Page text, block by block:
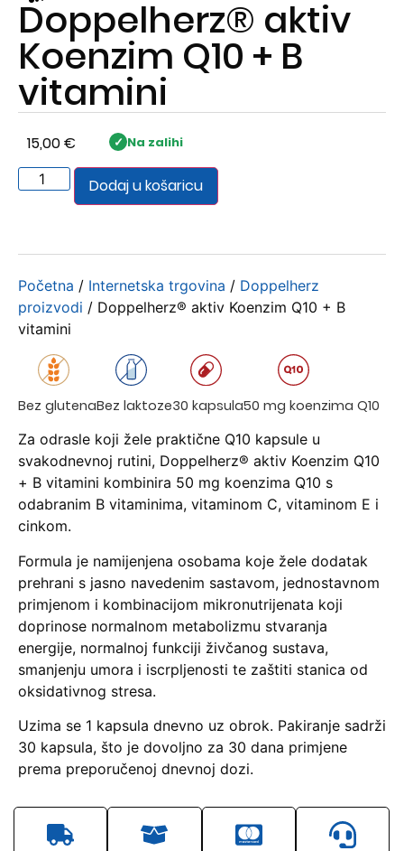
Doppelherz® aktiv
Koenzim Q10 + B
vitamini
15,00€ Na zalihi
Dodaj u košaricu
Početna / Internetska trgovina / Doppelherz
proizvodi / Doppelherz® aktiv Koenzim Q10 + B
vitamini
Bez glutenaBez laktoze30 kapsula50 mg koenzima Q10
Za odrasle koji žele praktične Q10 kapsule u
svakodnevnoj rutini, Doppelherz® aktiv Koenzim Q10
+ B vitamini kombinira 50 mg koenzima Q10 s
odabranim B vitaminima, vitaminom C, vitaminom E i
cinkom.
Formula je namijenjena osobama koje žele dodatak
prehrani s jasno navedenim sastavom, jednostavnom
primjenom i kombinacijom mikronutrijenata koji
doprinose normalnom metabolizmu stvaranja
energije, normalnoj funkciji živčanog sustava,
smanjenju umora i iscrpljenosti te zaštiti stanica od
oksidativnog stresa.
Uzima se 1 kapsula dnevno uz obrok. Pakiranje sadrži
30 kapsula, što je dovoljno za 30 dana primjene
prema preporučenoj dnevnoj dozi.